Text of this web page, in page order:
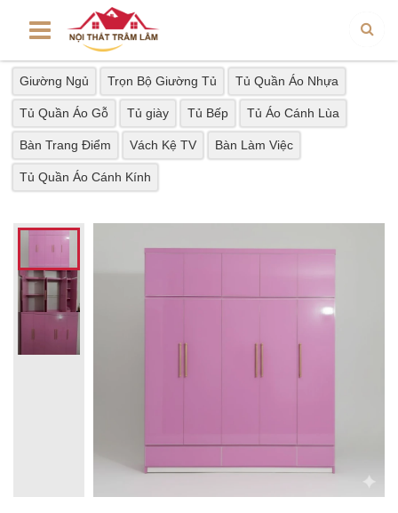
Giường Ngủ Trọn Bộ Giường Tủ Tủ Quần Áo Nhựa
Tủ Quần Áo Gỗ Tủ giày Tủ Bếp Tủ Áo Cánh Lùa
Bàn Trang Điểm Vách Kệ TV Bàn Làm Việc
Tủ Quần Áo Cánh Kính